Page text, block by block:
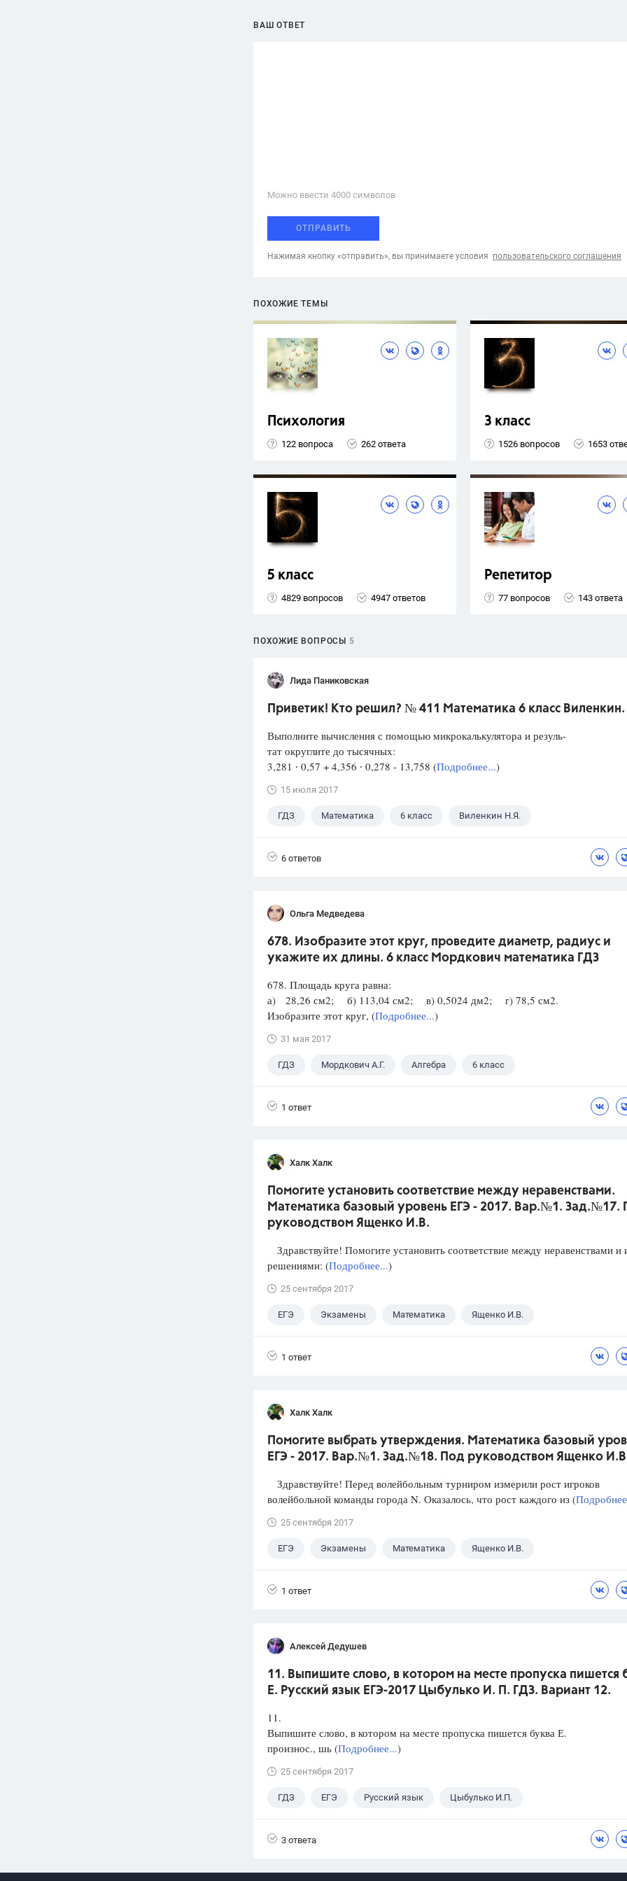
ВАШ ОТВЕТ
Можно ввести 4000 cимволов
ОТПРАВИТЬ
Нажимая кнопку «отправить», вы принимаете условия пользовательского соглашения
ПОХОЖИЕ ТЕМЫ
Психология
122 вопроса 262 ответа
3 класс
1526 вопросов 1653
5 класс
4829 вопросов 4947 ответов
Репетитор
77 вопросов 143 ответа
ПОХОЖИЕ ВОПРОСЫ 5
Лида Паниковская
Приветик! Кто решил? № 411 Математика 6 класс Виленкин.
Выполните вычисления с помощью микрокалькулятора и резуль-
тат округлите до тысячных:
3,281 ∙ 0,57 + 4,356 ∙ 0,278 - 13,758 (Подробнее...)
15 июля 2017
ГДЗ Математика 6 класс Виленкин Н.Я.
6 ответов
Ольга Медведева
678. Изобразите этот круг, проведите диаметр, радиус и
укажите их длины. 6 класс Мордкович математика ГДЗ
678. Площадь круга равна:
а) 28,26 см2; б) 113,04 см2; в) 0,5024 дм2; г) 78,5 см2.
Изобразите этот круг, (Подробнее...)
31 мая 2017
ГДЗ Мордкович А.Г. Алгебра 6 класс
1 ответ
Халк Халк
Помогите установить соответствие между неравенствами.
Математика базовый уровень ЕГЭ - 2017. Вар.№1. Зад.№17.
руководством Ященко И.В.
Здравствуйте! Помогите установить соответствие между неравенствами и
решениями: (Подробнее...)
25 сентября 2017
ЕГЭ Экзамены Математика Ященко И.В.
1 ответ
Халк Халк
Помогите выбрать утверждения. Математика базовый
ЕГЭ - 2017. Вар.№1. Зад.№18. Под руководством Ященко
Здравствуйте! Перед волейбольным турниром измерили рост игроков
волейбольной команды города N. Оказалось, что рост каждого из (
25 сентября 2017
ЕГЭ Экзамены Математика Ященко И.В.
1 ответ
Алексей Дедушев
11. Выпишите слово, в котором на месте пропуска пишется
Е. Русский язык ЕГЭ-2017 Цыбулько И. П. ГДЗ. Вариант 12.
11.
Выпишите слово, в котором на месте пропуска пишется буква Е.
произнос., шь (Подробнее...)
25 сентября 2017
ГДЗ ЕГЭ Русский язык Цыбулько И.П.
3 ответа